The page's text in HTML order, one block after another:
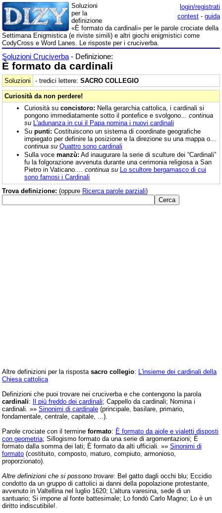
login/registrati
contest - guida
Soluzioni
per la
definizione
«È formato da cardinali» per le parole crociate della
Settimana Enigmistica (e riviste simili) e altri giochi enigmistici come
CodyCross e Word Lanes. Le risposte per i cruciverba.
Soluzioni Cruciverba - Definizione:
È formato da cardinali
Soluzioni - tredici lettere: SACRO COLLEGIO
Curiosità da non perdere!
Curiosità su concistoro: Nella gerarchia cattolica, i cardinali si
pongono immediatamente sotto il pontefice e svolgono... continua
su L'adunanza in cui il Papa nomina i nuovi cardinali
Su punti: Costituiscono un sistema di coordinate geografiche
impiegato per definire la posizione e la direzione su una mappa o...
continua su Quattro sono cardinali
Sulla voce manzù: Ad inaugurare la serie di sculture dei “Cardinali”
fu la folgorazione avvenuta durante una cerimonia religiosa a San
Pietro in Vaticano.... continua su Lo scultore bergamasco di cui
sono famosi i Cardinali
Trova definizione: (oppure Ricerca parole parziali)
Altre definizioni per la risposta sacro collegio: L'insieme dei cardinali della
Chiesa cattolica
Definizioni che puoi trovare nei cruciverba e che contengono la parola
cardinali: Il più freddo dei cardinali; Cappello da cardinali; Nomina i
cardinali. »» Sinonimi di cardinale (principale, basilare, primario,
fondamentale, centrale, capitale, ...).
Parole crociate con il termine formato: È formato da aiole e vialetti disposti
con geometria; Sillogismo formato da una serie di argomentazioni; È
formato dalla somma dei lati; È formato da alti ufficiali. »» Sinonimi di
formato (costituito, composto, maturo, compiuto, armonioso,
proporzionato).
Altre definizioni che si possono trovare: Bel gatto dagli occhi blu; Eccidio
condotto da un gruppo di cattolici ai danni della popolazione protestante,
avvenuto in Valtellina nel luglio 1620; L'altura varesina, sede di un
santuario; Si impone al fonte battesimale; Lo fondò Carlo Magno; Lo è un
diritto indiscutibile!.